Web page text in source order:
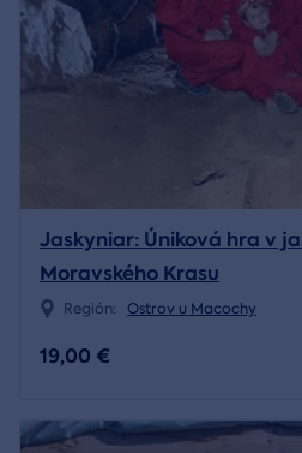
Jaskyniar: Úniková hra v
Moravského Krasu
Región: Ostrov u Macochy
19,00 €